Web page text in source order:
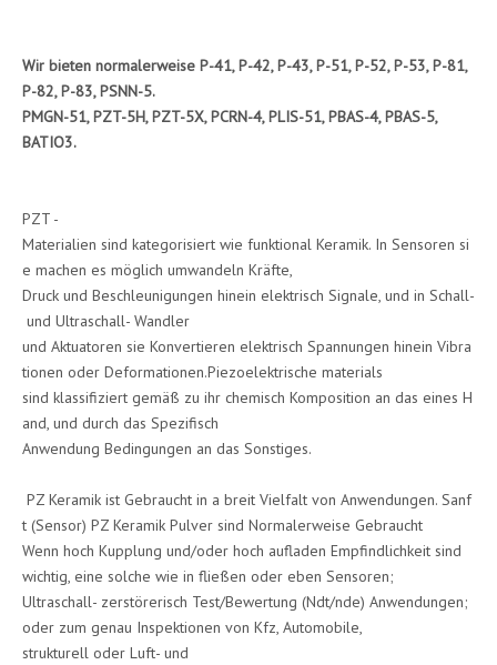
Wir bieten normalerweise P-41, P-42, P-43, P-51, P-52, P-53, P-81,
P-82, P-83, PSNN-5.
PMGN-51, PZT-5H, PZT-5X, PCRN-4, PLIS-51, PBAS-4, PBAS-5,
BATIO3.
PZT -
Materialien sind kategorisiert wie funktional Keramik. In Sensoren si
e machen es möglich umwandeln Kräfte,
Druck und Beschleunigungen hinein elektrisch Signale, und in Schall-
und Ultraschall- Wandler
und Aktuatoren sie Konvertieren elektrisch Spannungen hinein Vibra
tionen oder Deformationen.Piezoelektrische materials
sind klassifiziert gemäß zu ihr chemisch Komposition an das eines H
and, und durch das Spezifisch
Anwendung Bedingungen an das Sonstiges.
PZ Keramik ist Gebraucht in a breit Vielfalt von Anwendungen. Sanf
t (Sensor) PZ Keramik Pulver sind Normalerweise Gebraucht
Wenn hoch Kupplung und/oder hoch aufladen Empfindlichkeit sind
wichtig, eine solche wie in fließen oder eben Sensoren;
Ultraschall- zerstörerisch Test/Bewertung (Ndt/nde) Anwendungen;
oder zum genau Inspektionen von Kfz, Automobile,
strukturell oder Luft- und